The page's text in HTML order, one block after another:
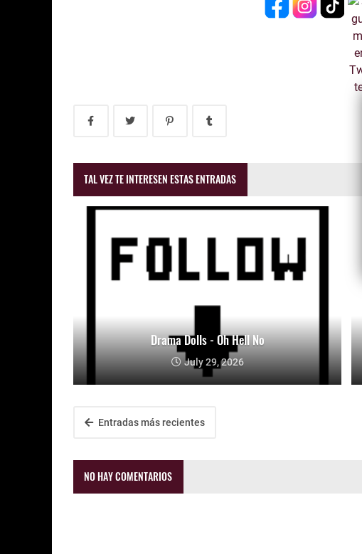
TAL VEZ TE INTERESEN ESTAS ENTRADAS
Drama Dolls - Oh Hell No
July 29, 2026
Entradas más recientes
NO HAY COMENTARIOS